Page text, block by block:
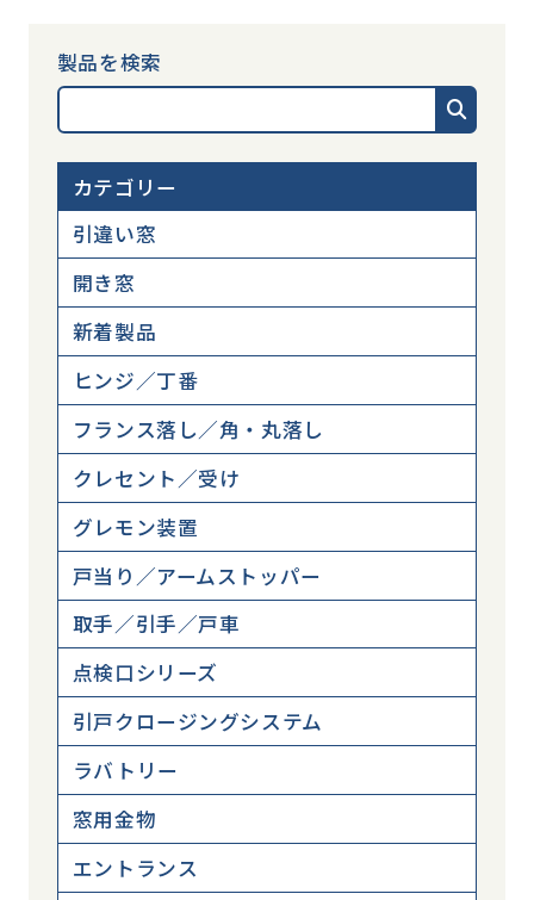
製品を検索
カテゴリー
引違い窓
開き窓
新着製品
ヒンジ／丁番
フランス落し／角・丸落し
クレセント／受け
グレモン装置
戸当り／アームストッパー
取手／引手／戸車
点検口シリーズ
引戸クロージングシステム
ラバトリー
窓用金物
エントランス